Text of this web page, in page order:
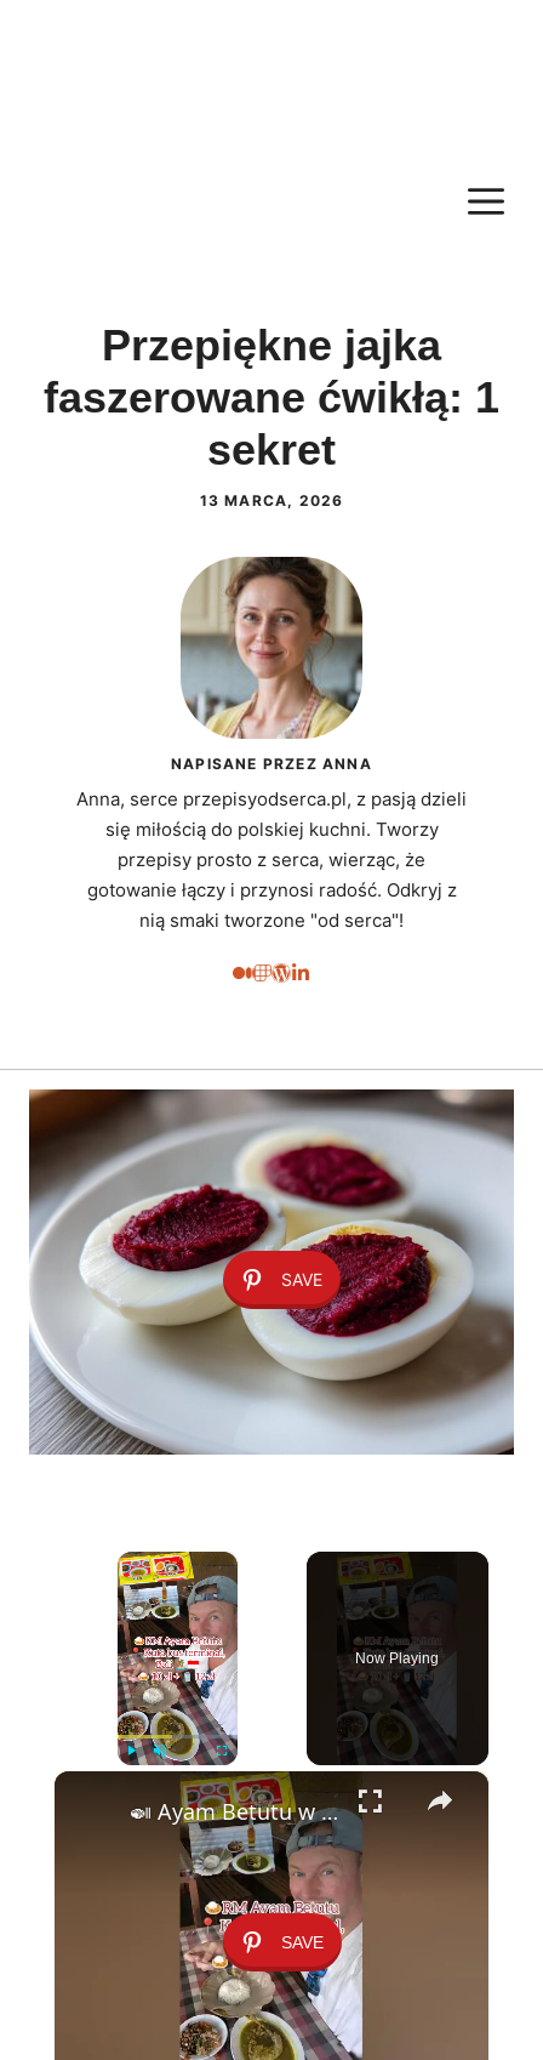
Przepiękne jajka
faszerowane ćwikłą: 1
sekret
13 MARCA, 2026
NAPISANE PRZEZ ANNA
Anna, serce przepisyodserca.pl, z pasją dzieli
się miłością do polskiej kuchni. Tworzy
przepisy prosto z serca, wierząc, że
gotowanie łączy i przynosi radość. Odkryj z
nią smaki tworzone "od serca"!
SAVE
×
Unmute Fullscreen
Now Playing
×
SAVE
🍛 Ayam Betutu w Kuta – Legendarny Balijski Kurczak za 10 zł!